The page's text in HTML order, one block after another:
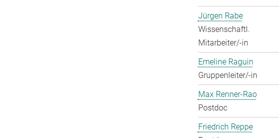
Jürgen Rabe
Wissenschaftl.
Mitarbeiter/-in
Emeline Raguin
Gruppenleiter/-in
Max Renner-Rao
Postdoc
Friedrich Reppe